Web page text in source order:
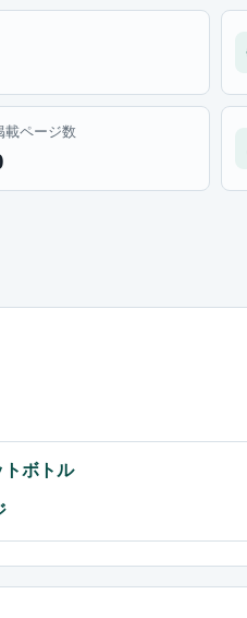
載ページ数
ボトル